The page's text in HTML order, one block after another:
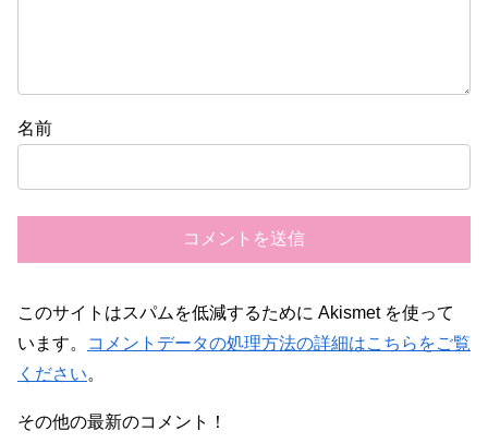
名前
このサイトはスパムを低減するために Akismet を使って
います。
コメントデータの処理方法の詳細はこちらをご覧
ください。
その他の最新のコメント！